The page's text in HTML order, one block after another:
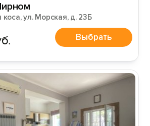
ул. Морская, д. 23Б
Выбрать